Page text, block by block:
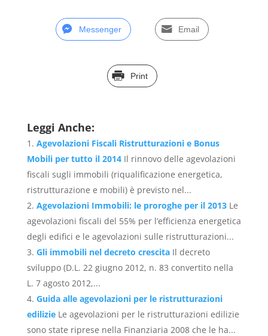
Messenger Email
Print
Leggi Anche:
Agevolazioni Fiscali Ristrutturazioni e Bonus
Mobili per tutto il 2014 Il rinnovo delle agevolazioni
fiscali sugli immobili (riqualificazione energetica,
ristrutturazione e mobili) è previsto nel...
Agevolazioni Immobili: le proroghe per il 2013 Le
agevolazioni fiscali del 55% per l’efficienza energetica
degli edifici e le agevolazioni sulle ristrutturazioni...
Gli immobili nel decreto crescita Il decreto
sviluppo (D.L. 22 giugno 2012, n. 83 convertito nella
L. 7 agosto 2012,...
Guida alle agevolazioni per le ristrutturazioni
edilizie Le agevolazioni per le ristrutturazioni edilizie
sono state riprese nella Finanziaria 2008 che le ha...